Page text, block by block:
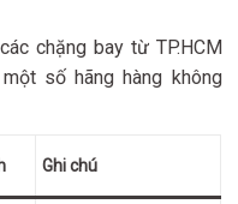
chặng bay từ TP.HCM
số hãng hàng không
Ghi chú